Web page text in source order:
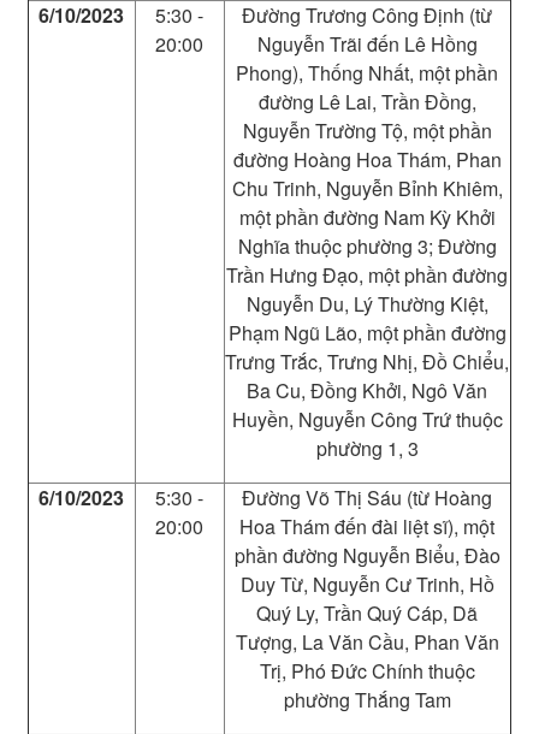
6/10/2023
5:30 -
20:00
Đường Trương Công Định (từ
Nguyễn Trãi đến Lê Hồng
Phong), Thống Nhất, một phần
đường Lê Lai, Trần Đồng,
Nguyễn Trường Tộ, một phần
đường Hoàng Hoa Thám, Phan
Chu Trinh, Nguyễn Bỉnh Khiêm,
một phần đường Nam Kỳ Khởi
Nghĩa thuộc phường 3; Đường
Trần Hưng Đạo, một phần đường
Nguyễn Du, Lý Thường Kiệt,
Phạm Ngũ Lão, một phần đường
Trưng Trắc, Trưng Nhị, Đồ Chiểu,
Ba Cu, Đồng Khởi, Ngô Văn
Huyền, Nguyễn Công Trứ thuộc
phường 1, 3
6/10/2023
5:30 -
20:00
Đường Võ Thị Sáu (từ Hoàng
Hoa Thám đến đài liệt sĩ), một
phần đường Nguyễn Biểu, Đào
Duy Từ, Nguyễn Cư Trinh, Hồ
Quý Ly, Trần Quý Cáp, Dã
Tượng, La Văn Cầu, Phan Văn
Trị, Phó Đức Chính thuộc
phường Thắng Tam